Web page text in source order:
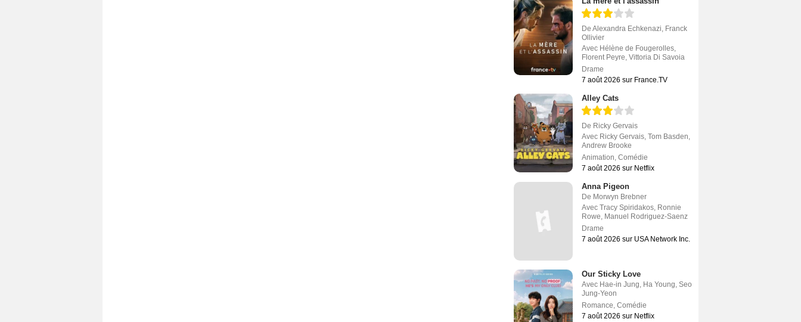
De Alexandra Echkenazi, Franck
Ollivier
Avec Hélène de Fougerolles,
Florent Peyre, Vittoria Di Savoia
Drame
7 août 2026 sur France.TV
Alley Cats
De Ricky Gervais
Avec Ricky Gervais, Tom Basden,
Andrew Brooke
Animation, Comédie
7 août 2026 sur Netflix
Anna Pigeon
De Morwyn Brebner
Avec Tracy Spiridakos, Ronnie
Rowe, Manuel Rodriguez-Saenz
Drame
7 août 2026 sur USA Network Inc.
Our Sticky Love
Avec Hae-in Jung, Ha Young, Seo
Jung-Yeon
Romance, Comédie
7 août 2026 sur Netflix